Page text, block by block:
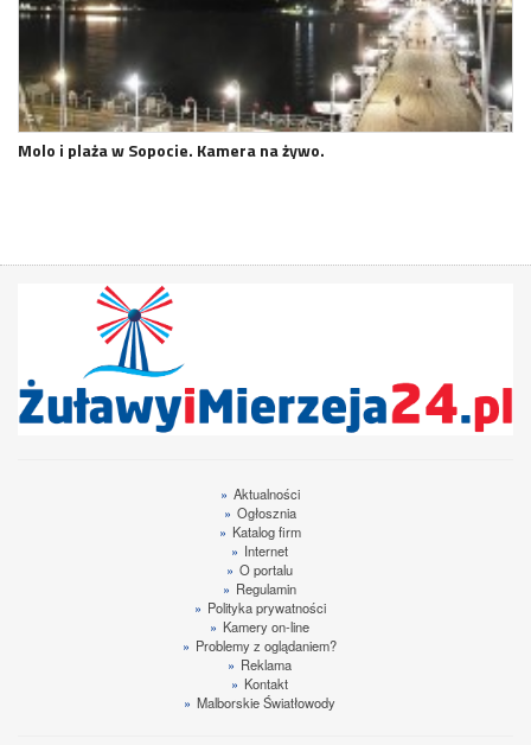
Molo i plaża w Sopocie. Kamera na żywo.
» Aktualności
» Ogłosznia
» Katalog firm
» Internet
» O portalu
» Regulamin
» Polityka prywatności
» Kamery on-line
» Problemy z oglądaniem?
» Reklama
» Kontakt
» Malborskie Światłowody